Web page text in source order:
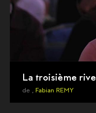
La troisième rive
de , Fabian REMY